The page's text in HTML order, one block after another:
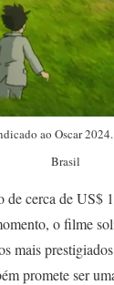
ao Oscar
Brasil
de cerca de US$
o filme
mais
promete ser